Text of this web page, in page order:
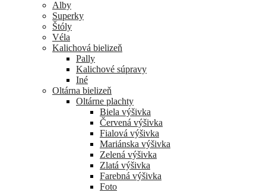
Alby
Superky
Štóly
Véla
Kalichová bielizeň
Pally
Kalichové súpravy
Iné
Oltárna bielizeň
Oltárne plachty
Biela výšivka
Červená výšivka
Fialová výšivka
Mariánska výšivka
Zelená výšivka
Zlatá výšivka
Farebná výšivka
Foto